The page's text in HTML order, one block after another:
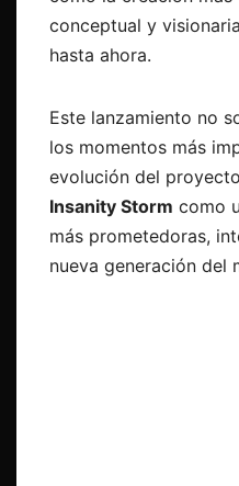
conceptual y
hasta ahora.
Este lanzamiento no
los momentos más
evolución del
Insanity Storm como
más prometedoras,
nueva generación del